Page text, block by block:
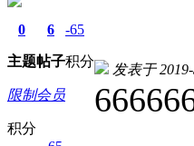
0
主题
6
帖子
-65
积分
限制会员
积分
发表于